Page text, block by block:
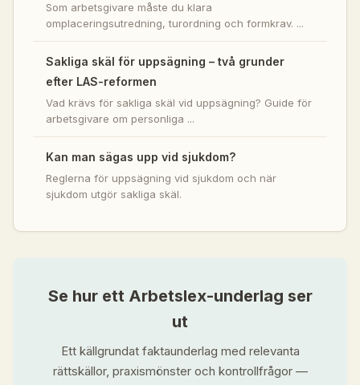
Som arbetsgivare måste du klara
omplaceringsutredning, turordning och formkrav. ...
Sakliga skäl för uppsägning – två grunder
efter LAS-reformen
Vad krävs för sakliga skäl vid uppsägning? Guide för
arbetsgivare om personliga ...
Kan man sägas upp vid sjukdom?
Reglerna för uppsägning vid sjukdom och när
sjukdom utgör sakliga skäl.
Se hur ett Arbetslex-underlag ser
ut
Ett källgrundat faktaunderlag med relevanta
rättskällor, praxismönster och kontrollfrågor —